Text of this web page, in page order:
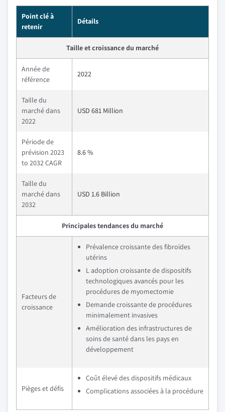
Point clé à
retenir
Détails
Taille et croissance du marché
Année de
référence
2022
Taille du
marché dans
2022
USD 681 Million
Période de
prévision 2023
to 2032 CAGR
8.6 %
Taille du
marché dans
2032
USD 1.6 Billion
Principales tendances du marché
Facteurs de
croissance
Prévalence croissante des fibroïdes
utérins
L adoption croissante de dispositifs
technologiques avancés pour les
procédures de myomectomie
Demande croissante de procédures
minimalement invasives
Amélioration des infrastructures de
soins de santé dans les pays en
développement
Pièges et défis
Coût élevé des dispositifs médicaux
Complications associées à la procédure